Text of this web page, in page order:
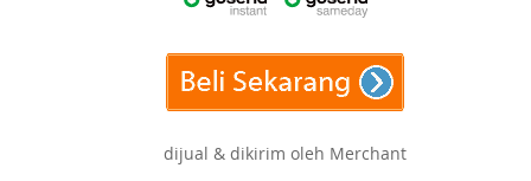
dijual & dikirim oleh Merchant